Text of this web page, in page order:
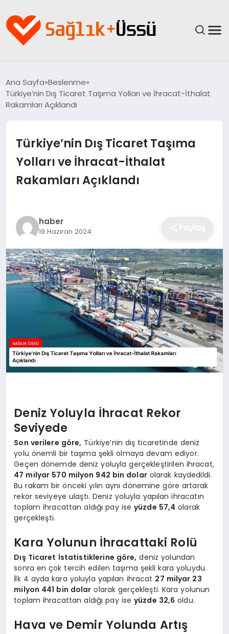
YAŞAM
SPOR & FITNESS
Ana Sayfa Beslenme
Türkiye’nin Dış Ticaret Taşıma Yolları ve İhracat-İthalat
Rakamları Açıklandı
Türkiye’nin Dış Ticaret Taşıma
Yolları ve İhracat-İthalat
Rakamları Açıklandı
haber
19 Haziran 2024
Deniz Yoluyla İhracat Rekor
Seviyede
Son verilere göre, Türkiye’nin dış ticaretinde deniz
yolu önemli bir taşıma şekli olmaya devam ediyor.
Geçen dönemde deniz yoluyla gerçekleştirilen ihracat,
47 milyar 570 milyon 942 bin dolarolarak kaydedildi.
Bu rakam bir önceki yılın aynı dönemine göre artarak
rekor seviyeye ulaştı. Deniz yoluyla yapılan ihracatın
toplam ihracattan aldığı pay ise yüzde 57,4 olarak
gerçekleşti.
Kara Yolunun İhracattaki Rolü
Dış Ticaret İstatistiklerine göre, deniz yolundan
sonra en çok tercih edilen taşıma şekli kara yoluydu.
İlk 4 ayda kara yoluyla yapılan ihracat 27 milyar 23
milyon 441 bin dolar olarak gerçekleşti. Kara yolunun
toplam ihracattan aldığı pay ise yüzde 32,6 oldu.
Hava ve Demir Yolunda Artış